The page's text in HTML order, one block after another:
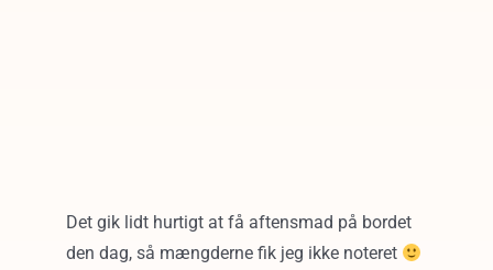
Det gik lidt hurtigt at få aftensmad på bordet
den dag, så mængderne fik jeg ikke noteret